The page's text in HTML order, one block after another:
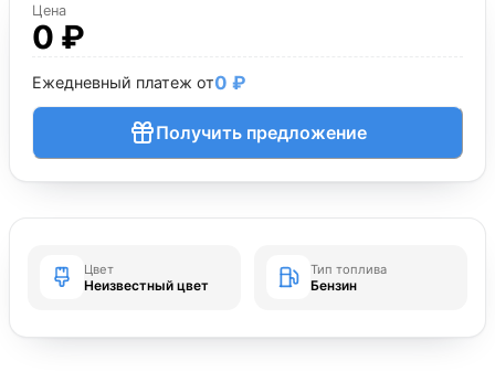
Цена
0 ₽
Ежедневный платеж от0 ₽
Получить предложение
Цвет
Неизвестный цвет
Тип топлива
Бензин